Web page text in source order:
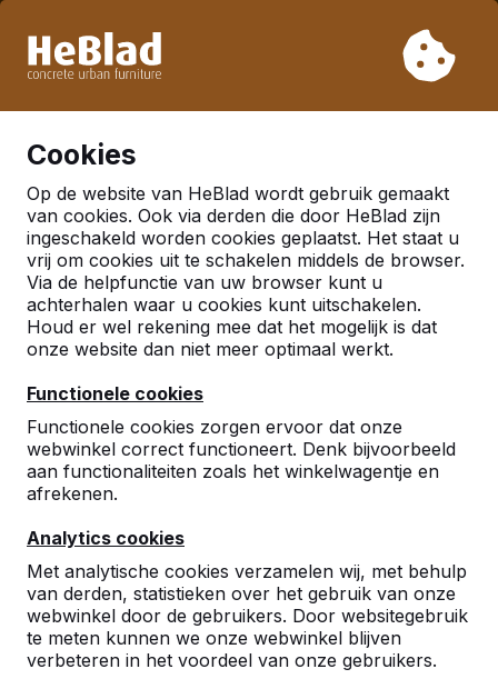
week 33. Houdt u daarom rekening met langere levertijden.
Cookies
Op de website van HeBlad wordt gebruik gemaakt
van cookies. Ook via derden die door HeBlad zijn
ingeschakeld worden cookies geplaatst. Het staat u
vrij om cookies uit te schakelen middels de browser.
Via de helpfunctie van uw browser kunt u
achterhalen waar u cookies kunt uitschakelen.
Houd er wel rekening mee dat het mogelijk is dat
onze website dan niet meer optimaal werkt.
Functionele cookies
Functionele cookies zorgen ervoor dat onze
webwinkel correct functioneert. Denk bijvoorbeeld
aan functionaliteiten zoals het winkelwagentje en
afrekenen.
Analytics cookies
Met analytische cookies verzamelen wij, met behulp
van derden, statistieken over het gebruik van onze
webwinkel door de gebruikers. Door websitegebruik
te meten kunnen we onze webwinkel blijven
verbeteren in het voordeel van onze gebruikers.
Al meer dan 30.000 producten verkocht
Nederland
Referenties in:Helmond
De kinderen zijn super enthousiast en blij met
de voetbaltafel. Wij als school zijn ook zeer
tevreden, ook over de communicatie en de
snelle levering. Bedankt!
Montessorischool Helmond
27-03-2025